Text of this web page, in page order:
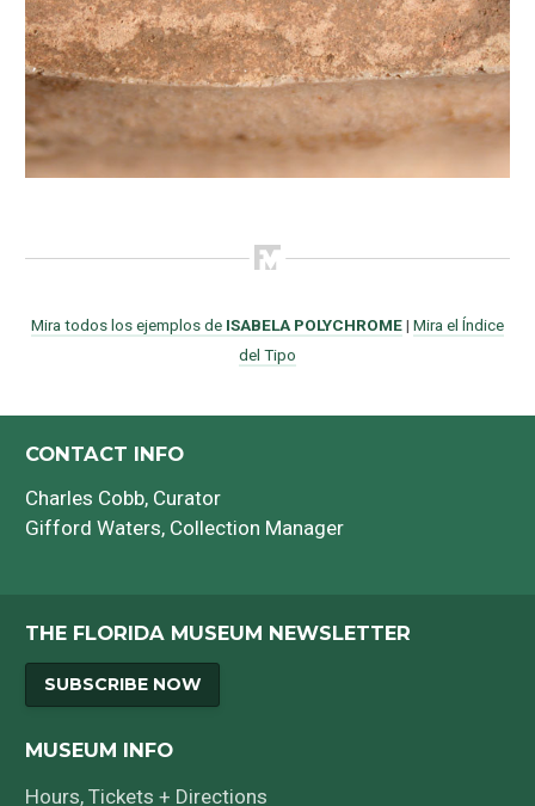
Mira todos los ejemplos de ISABELA POLYCHROME| Mira el Índice
del Tipo
CONTACT INFO
Charles Cobb, Curator
Gifford Waters, Collection Manager
THE FLORIDA MUSEUM NEWSLETTER
SUBSCRIBE NOW
MUSEUM INFO
Hours, Tickets + Directions